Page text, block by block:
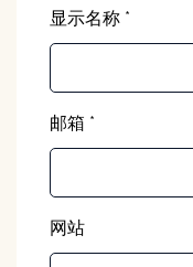
显示名称 *
邮箱 *
网站